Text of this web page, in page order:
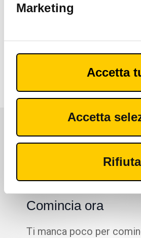
Marketing
Accetta
Accetta
Rifiuta
Comincia ora
Ti manca poco per